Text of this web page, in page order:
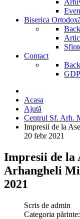
Biserica
Back
Contact
Back
Acasa
Ajută
Centrul Sf. Arh.
Impresii de la
20 febr 2021
Impresii de la
Arhangheli
2021
Scris de admin
Categoria părinte: